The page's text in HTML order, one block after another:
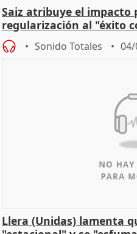
Saiz atribuye el impacto
regularización al "éxito
Sonido Totales
Llera (Unidas) lamenta